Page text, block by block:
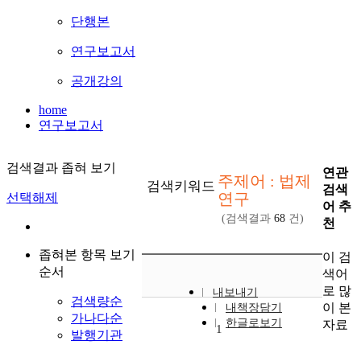
단행본
연구보고서
공개강의
home
연구보고서
검색결과 좁혀 보기
선택해제
좁혀본 항목 보기
순서
검색량순
가나다순
발행기관
검색키워드 주제어 : 법제
연구
(검색결과 68 건)
내보내기
내책장담기
한글로보기
1
연관
검색
어 추
천
이 검
색어
로 많
이 본
자료